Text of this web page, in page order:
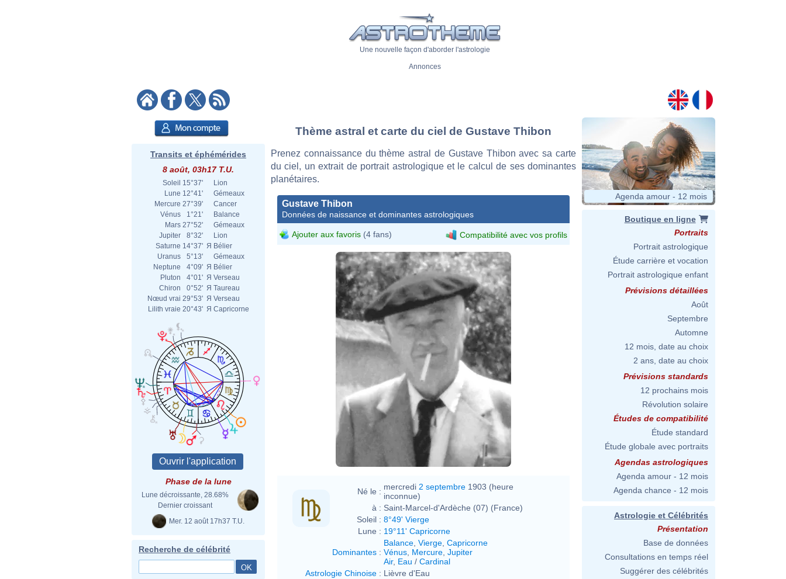
Une nouvelle façon d'aborder l'astrologie
Annonces
Transits et éphémérides
8 août, 03h17 T.U.
Soleil 15°37'
Lion
Lune 12°41'
Gémeaux
Mercure 27°39'
Cancer
Vénus
1°21'
Balance
Mars 27°52'
Gémeaux
Jupiter
8°32'
Lion
Saturne 14°37' Я Bélier
Uranus
5°13'
Gémeaux
Neptune
4°09' Я Bélier
Pluton
4°01' Я Verseau
Chiron
0°52' Я Taureau
Nœud vrai 29°53' Я Verseau
Lilith vraie 20°43' Я Capricorne
Phase de la lune
Lune décroissante, 28.68%
Dernier croissant
Mer. 12 août 17h37 T.U.
Recherche de célébrité
Thème astral et carte du ciel de Gustave Thibon
Prenez connaissance du thème astral de Gustave Thibon avec sa carte
du ciel, un extrait de portrait astrologique et le calcul de ses dominantes
planétaires.
Gustave Thibon
Données de naissance et dominantes astrologiques
Ajouter aux favoris (4 fans) Compatibilité avec vos profils
Né le : mercredi 2 septembre 1903 (heure
inconnue)
à : Saint-Marcel-d'Ardèche (07) (France)
Soleil : 8°49' Vierge
Lune : 19°11' Capricorne
Dominantes :
Balance Vierge Capricorne
Vénus Mercure Jupiter
Air, Eau / Cardinal
Astrologie Chinoise : Lièvre d'Eau
Agenda amour - 12 mois
Boutique en ligne
Portraits
Portrait astrologique
Étude carrière et vocation
Portrait astrologique enfant
Prévisions détaillées
Août
Septembre
Automne
12 mois, date au choix
2 ans, date au choix
Prévisions standards
12 prochains mois
Révolution solaire
Études de compatibilité
Étude standard
Étude globale avec portraits
Agendas astrologiques
Agenda amour - 12 mois
Agenda chance - 12 mois
Astrologie et Célébrités
Présentation
Base de données
Consultations en temps réel
Suggérer des célébrités